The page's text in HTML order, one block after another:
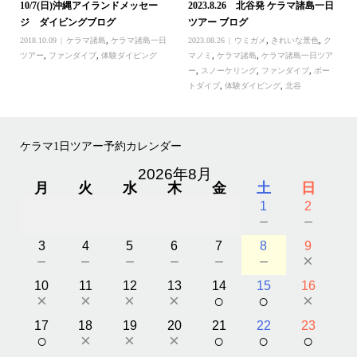
10/7(日)沖縄アイランドメッセー
ジ ダイビングブログ
2018.10.09 ケラマ諸島
ケラマ諸島一日
ツアー
ファンダイブ, 体験ダイビング
2023.8.26 北谷発 ケラマ諸島一日
ツアー ブログ
2023.08.26 ウミガメ きれいな景色
ク
マノミ
,ケラマ諸島 ,ケラマ諸島一日ツア
ー
スノーケリング ファンダイブ
ボー
トダイブ ,体験ダイビング ,北谷
ケラマ1日ツアー予約カレンダー
2026年8月
月 火 水 木 金 土 日
1
－
2
－
3
－
4
－
5
－
6
－
7
－
8
－
9
×
10
×
11
×
12
×
13
×
14
○
15
○
16
×
17
○
18
×
19
×
20
×
21
○
22
○
23
○